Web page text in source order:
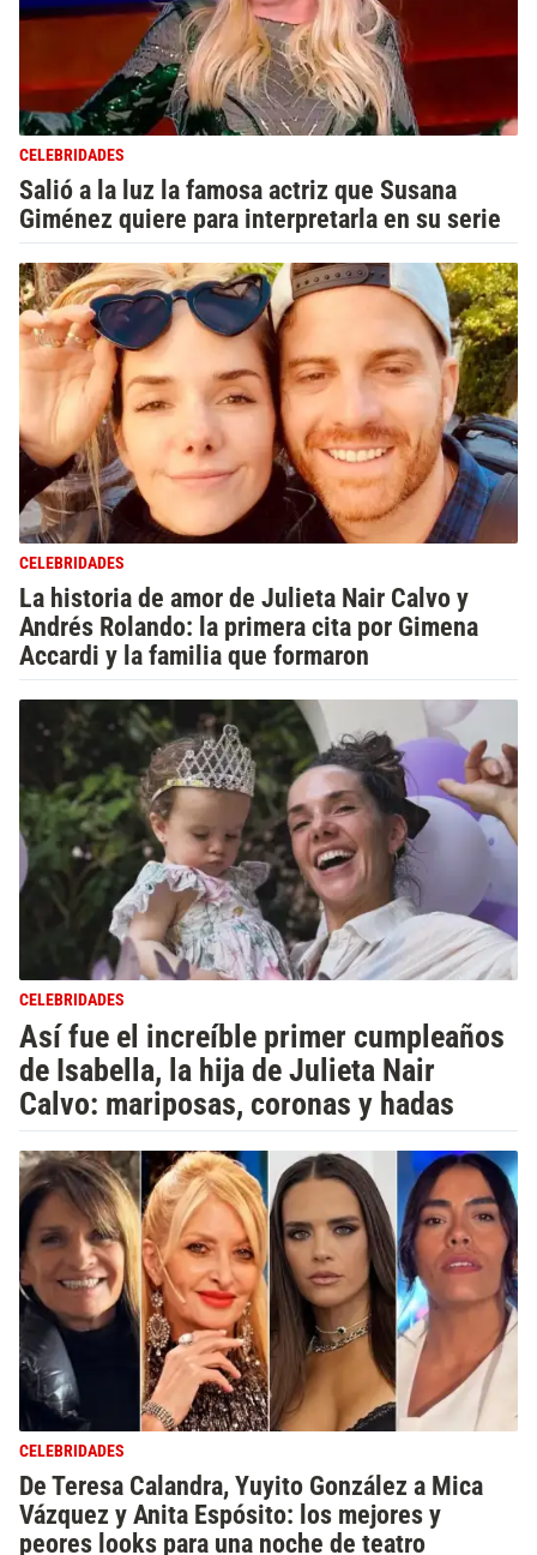
CELEBRIDADES
Salió a la luz la famosa actriz que Susana
Giménez quiere para interpretarla en su serie
CELEBRIDADES
La historia de amor de Julieta Nair Calvo y
Andrés Rolando: la primera cita por Gimena
Accardi y la familia que formaron
CELEBRIDADES
Así fue el increíble primer cumpleaños
de Isabella, la hija de Julieta Nair
Calvo: mariposas, coronas y hadas
CELEBRIDADES
De Teresa Calandra, Yuyito González a Mica
Vázquez y Anita Espósito: los mejores y
peores looks para una noche de teatro